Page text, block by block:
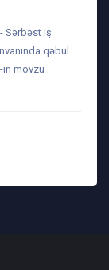
Sərbəst iş
qəbul
in mövzu